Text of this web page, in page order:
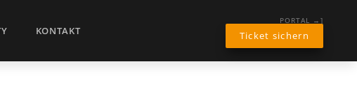
KONTAKT
PORTAL →]
Ticket sichern